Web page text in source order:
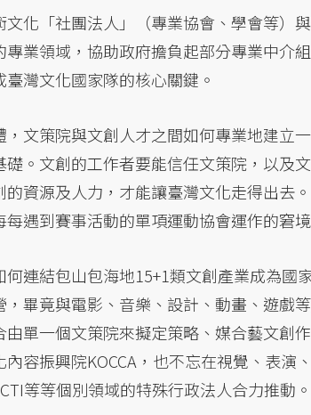
化「社團法人」（專業協會、學會等）
業領域，協助政府擔負起部分專業中介
灣文化國家隊的核心關鍵。
文策院與文創人才之間如何專業地建立
。文創的工作者要能信任文策院，以及
資源及人力，才能讓臺灣文化走得出去
遇到賽事活動的單項運動協會運作的窘
連結包山包海地15+1類文創產業成為國
畢竟與電影、音樂、設計、動畫、遊戲
單一個文策院來擬定策略、媒合藝文創
容振興院KOCCA，也不忘在視覺、表演
等等個別領域的特殊行政法人合力推動。